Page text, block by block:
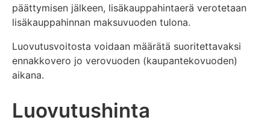
päättymisen jälkeen, lisäkauppahintaerä verotetaan
lisäkauppahinnan maksuvuoden tulona.
Luovutusvoitosta voidaan määrätä suoritettavaksi
ennakkovero jo verovuoden (kaupantekovuoden)
aikana.
Luovutushinta